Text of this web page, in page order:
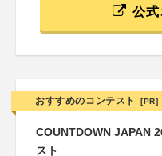
公
おすすめのコンテスト [PR]
COUNTDOWN JAPAN
スト